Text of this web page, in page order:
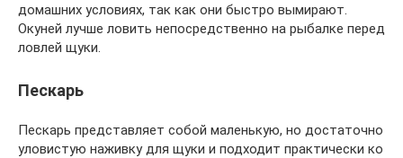
домашних условиях, так как они быстро вымирают.
Окуней лучше ловить непосредственно на рыбалке перед
ловлей щуки.
Пескарь
Пескарь представляет собой маленькую, но достаточно
уловистую наживку для щуки и подходит практически ко